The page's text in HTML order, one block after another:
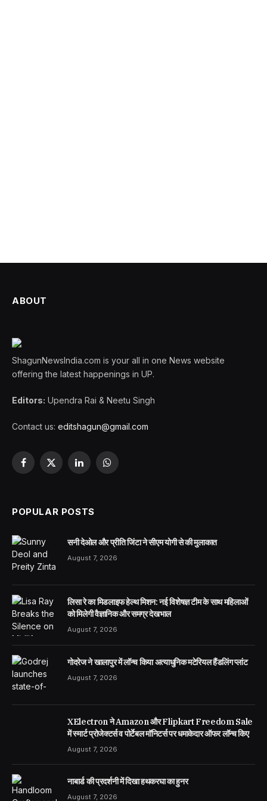
ABOUT
ShagunNewsIndia.com is your all in one News website
offering the latest happenings in UP.
Editors: Upendra Rai & Neetu Singh
Contact us: editshagun@gmail.com
Facebook
X
LinkedInWhatsApp
POPULAR POSTS
सनी देओल और प्रीति जिंटा ने सीएम योगी से की मुलाकात
August 7, 2026
लिसा रे का मिडलाइफ हेल्थ मिशन: नई विशेषज्ञ टीम के साथ महिलाओं
को मिलेगी वैज्ञानिक और समग्र देखभाल
August 7, 2026
गोदरेज ने खालापुर में लॉन्च किया अत्याधुनिक मटेरियल हैंडलिंग प्लांट
August 7, 2026
XElectron ने Amazon और Flipkart Freedom Sale
में स्मार्ट प्रोजेक्टर्स व पोर्टेबल मॉनिटर्स पर धमाकेदार ऑफर लॉन्च किए
August 7, 2026
नाबार्ड की प्रदर्शनी में दिखा हथकरघा का हुनर
August 7, 2026